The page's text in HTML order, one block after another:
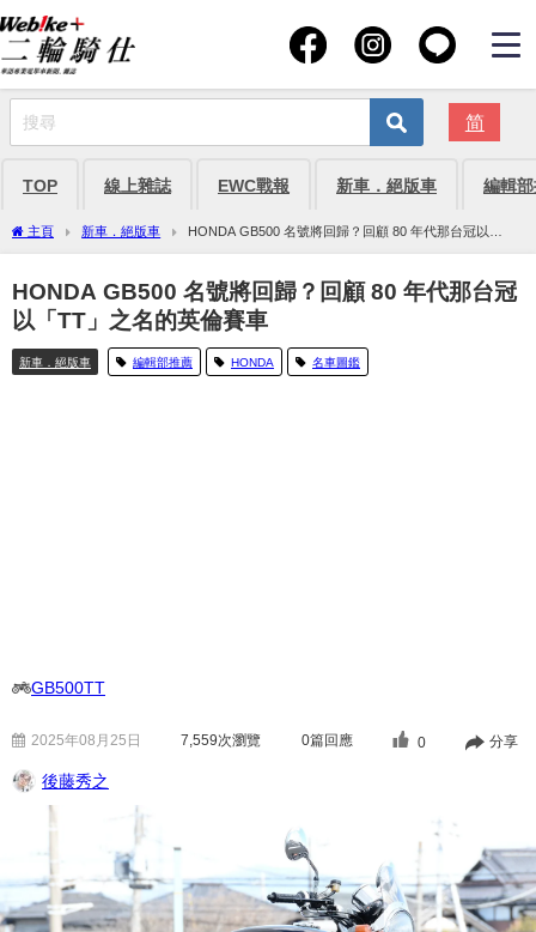
简
TOP 線上雜誌 EWC戰報 新車．絕版車 編輯
主頁 新車．絕版車
HONDA GB500 名號將回歸？回顧 80 年代那台冠以
「TT」之名的英倫賽車
HONDA GB500 名號將回歸？回顧 80 年代那台冠
以「TT」之名的英倫賽車
新車．絕版車 編輯部推薦 HONDA 名車圖鑑
GB500TT
2025年08月25日 7,559次瀏覽 0篇回應 0 分享
後藤秀之